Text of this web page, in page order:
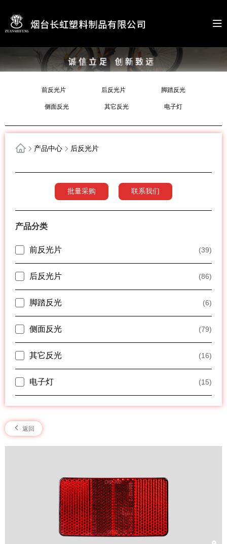
前反光片 后反光片 脚踏反光
侧面反光 其它反光 电子灯
产品中心 后反光片
批量采购 联系我们
产品分类
前反光片 (39)
后反光片 (86)
脚踏反光 (6)
侧面反光 (79)
其它反光 (16)
电子灯 (15)
返回